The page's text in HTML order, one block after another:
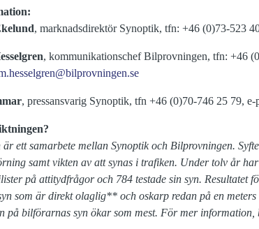
, marknadsdirektör Synoptik, tfn: +46 (0)73-523
, kommunikationschef Bilprovningen, tfn: +46
, pressansvarig Synoptik, tfn +46 (0)70-746 25 79, e-
är ett samarbete mellan Synoptik och Bilprovningen.
samt vikten av att synas i trafiken. Under tolv år
på attitydfrågor och 784 testade sin syn. Resultatet
som är direkt olaglig** och oskarp redan på en
på bilförarnas syn ökar som mest. För mer information,